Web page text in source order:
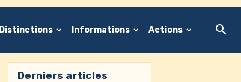
Distinctions Informations Actions
Derniers articles